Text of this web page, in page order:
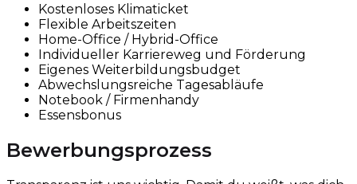
Kostenloses Klimaticket
Flexible Arbeitszeiten
Home-Office / Hybrid-Office
Individueller Karriereweg und Förderung
Eigenes Weiterbildungsbudget
Abwechslungsreiche Tagesabläufe
Notebook / Firmenhandy
Essensbonus
Bewerbungsprozess